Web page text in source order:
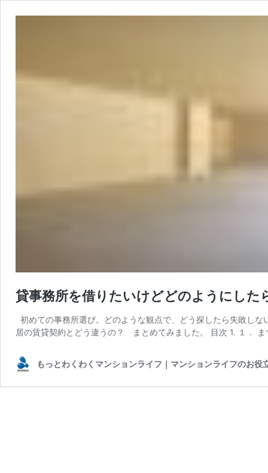
貸事務所を借りたいけどどのようにした
初めての事務所選び。どのような観点で、どう探したら失敗し
居の賃貸契約とどう違うの？ まとめてみました。 目次 1. １．
もっとわくわくマンションライフ｜マンションライフのお役